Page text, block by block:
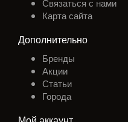
Связаться с нами
Карта сайта
Дополнительно
Бренды
Акции
Статьи
Города